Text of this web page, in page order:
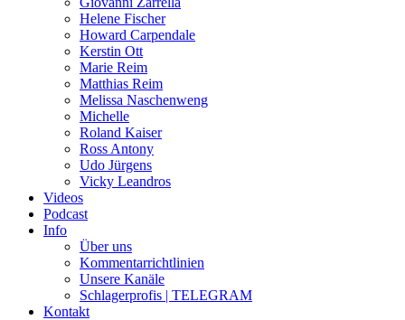
Helene Fischer
Howard Carpendale
Kerstin Ott
Marie Reim
Matthias Reim
Melissa Naschenweng
Michelle
Roland Kaiser
Ross Antony
Udo Jürgens
Vicky Leandros
Videos
Podcast
Info
Über uns
Kommentarrichtlinien
Unsere Kanäle
Schlagerprofis | TELEGRAM
Kontakt